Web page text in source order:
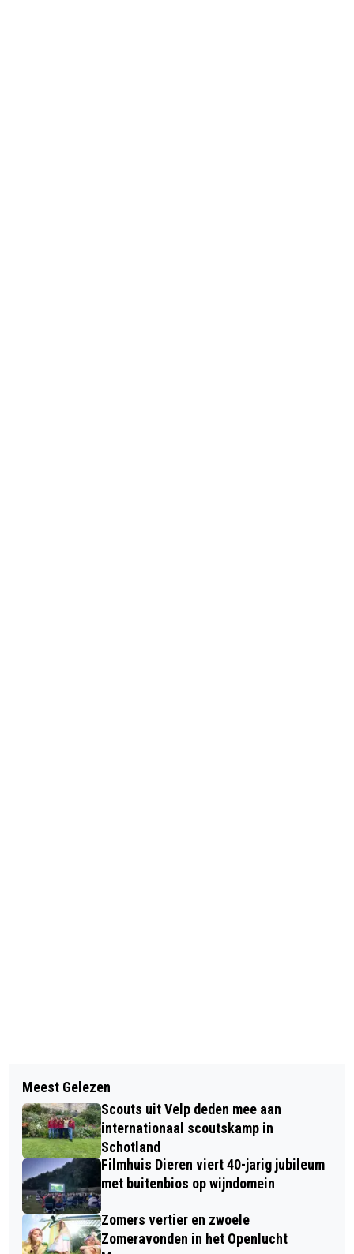
GLADIOLENFESTIVAL IN LAAG-
SOEREN
HUISDIER VAN DE WEEK: BLIJE
BOOMER ZOEKT EEN VROLIJKE
VRIEND
Meest Gelezen
Scouts uit Velp deden mee aan
internationaal scoutskamp in
Schotland
Filmhuis Dieren viert 40-jarig jubileum
met buitenbios op wijndomein
Zomers vertier en zwoele
Zomeravonden in het Openlucht